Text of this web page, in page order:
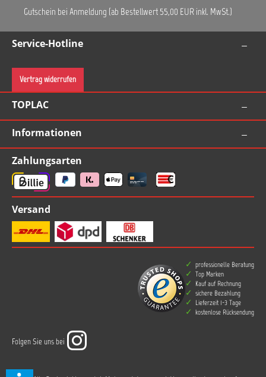
Lichtstärke – unabhängig vom Ladezustand des
Minuten Stufenlos dimmbar Integrierte Anzeige
des Akku-Ladezustands Effektpigmente werden
Gutschein bei Anmeldung (ab Bestellwert 55,00 EUR inkl. MwSt.)
Service-Hotline
Vertrag widerrufen
TOPLAC
Informationen
Zahlungsarten
Versand
professionelle Beratung
Top Marken
Kauf auf Rechnung
sichere Bezahlung
Lieferzeit 1-3 Tage
kostenlose Rücksendung
Folgen Sie uns bei